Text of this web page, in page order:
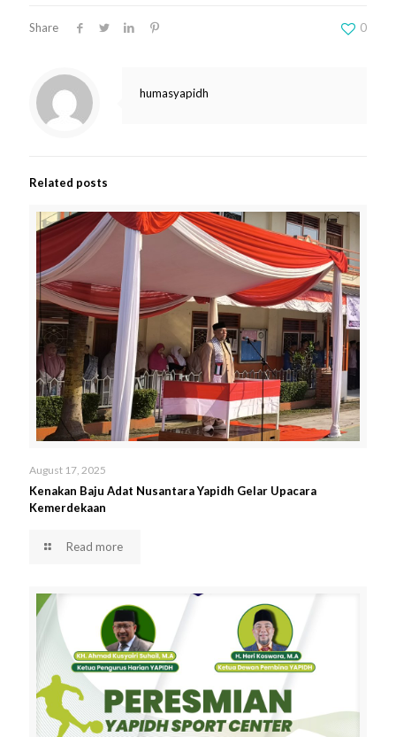
Share 0
humasyapidh
Related posts
August 17, 2025
Kenakan Baju Adat Nusantara Yapidh Gelar Upacara
Kemerdekaan
Read more